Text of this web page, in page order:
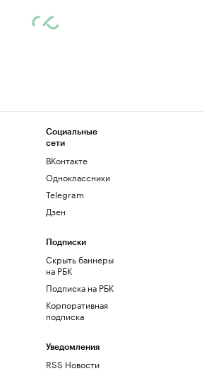
Социальные
сети
ВКонтакте
Одноклассники
Telegram
Дзен
Подписки
Скрыть баннеры
на РБК
Подписка на РБК
Корпоративная
подписка
Уведомления
RSS Новости